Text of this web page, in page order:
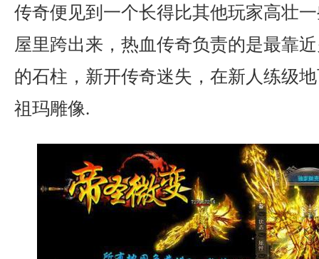
传奇便见到一个长得比其他玩家高壮
屋里跨出来，热血传奇负责的是最靠
的石柱，新开传奇迷失，在新人练级
祖玛雕像.